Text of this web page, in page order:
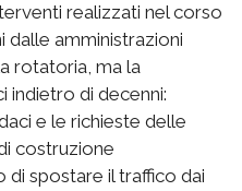
realizzati nel corso
dalle amministrazioni
rotatoria, ma la
indietro di decenni:
e le richieste delle
costruzione
di spostare il traffico dai